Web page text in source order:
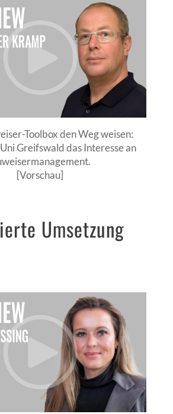
Toolbox den Weg weisen:
Greifswald das Interesse an
[Vorschau]
Umsetzung